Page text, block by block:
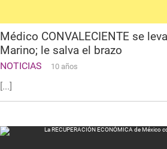
Médico CONVALECIENTE se
Marino; le salva el brazo
NOTICIAS 10 años
[...]